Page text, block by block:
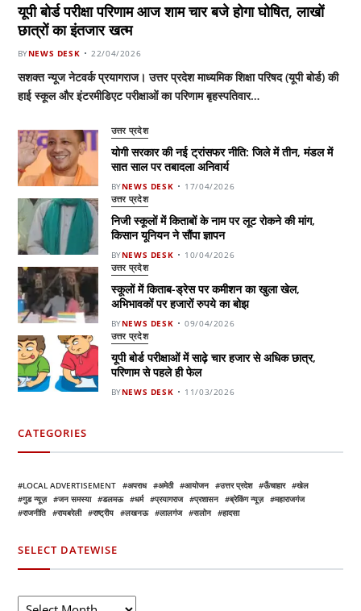
यूपी बोर्ड परीक्षा परिणाम आज शाम चार बजे होगा घोषित, लाखों
छात्रों का इंतजार खत्म
BYNEWS DESK 22/04/2026
सशक्त न्यूज नेटवर्क प्रयागराज। उत्तर प्रदेश माध्यमिक शिक्षा परिषद (यूपी बोर्ड) की
हाई स्कूल और इंटरमीडिएट परीक्षाओं का परिणाम बृहस्पतिवार…
उत्तर प्रदेश
योगी सरकार की नई ट्रांसफर नीति: जिले में तीन, मंडल में
सात साल पर तबादला अनिवार्य
BYNEWS DESK 17/04/2026
उत्तर प्रदेश
निजी स्कूलों में किताबों के नाम पर लूट रोकने की मांग,
किसान यूनियन ने सौंपा ज्ञापन
BYNEWS DESK 10/04/2026
उत्तर प्रदेश
स्कूलों में किताब-ड्रेस पर कमीशन का खुला खेल,
अभिभावकों पर हजारों रुपये का बोझ
BYNEWS DESK 09/04/2026
उत्तर प्रदेश
यूपी बोर्ड परीक्षाओं में साढ़े चार हजार से अधिक छात्र,
परिणाम से पहले ही फेल
BYNEWS DESK 11/03/2026
CATEGORIES
LOCAL ADVERTISEMENT अपराध अमेठी आयोजन उत्तर प्रदेश ऊँचाहार
खेल
गुड न्यूज़
जन समस्या डलमऊ धर्म प्रयागराज प्रशासन ब्रेकिंग न्यूज़
महाराजगंज
राजनीति
रायबरेली राष्ट्रीय लखनऊ लालगंज सलोन हादसा
SELECT DATEWISE